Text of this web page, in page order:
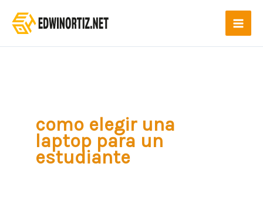
como elegir una
laptop para un
estudiante